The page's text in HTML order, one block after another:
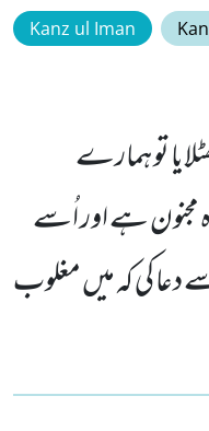
Kanz ul Iman
تو ہمارے
مجنون ہے اور اُسے
کی کہ میں مغلوب